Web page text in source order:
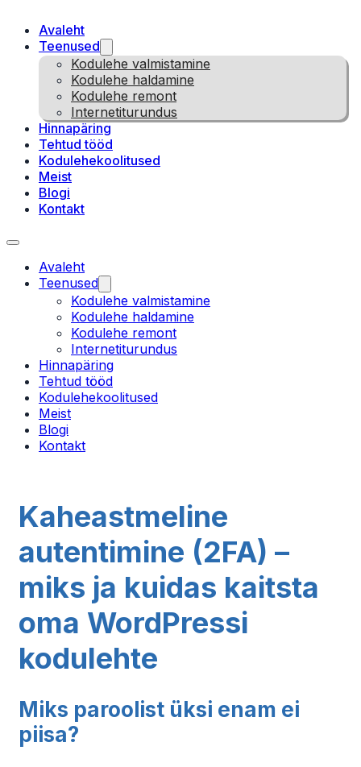
Avaleht
Teenused
Kodulehe valmistamine
Kodulehe haldamine
Kodulehe remont
Internetiturundus
Hinnapäring
Tehtud tööd
Kodulehekoolitused
Meist
Blogi
Kontakt
Avaleht
Teenused
Kodulehe valmistamine
Kodulehe haldamine
Kodulehe remont
Internetiturundus
Hinnapäring
Tehtud tööd
Kodulehekoolitused
Meist
Blogi
Kontakt
Kaheastmeline
autentimine (2FA) –
miks ja kuidas kaitsta
oma WordPressi
kodulehte
Miks paroolist üksi enam ei
piisa?